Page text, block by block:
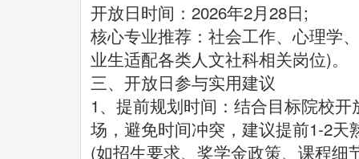
开放日时间：2026年2月28日;
核心专业推荐：社会工作、心理学
业生适配各类人文社科相关岗位)。
三、开放日参与实用建议
1、提前规划时间：结合目标院校
场，避免时间冲突，建议提前1-2
(如招生要求、奖学金政策、课程细